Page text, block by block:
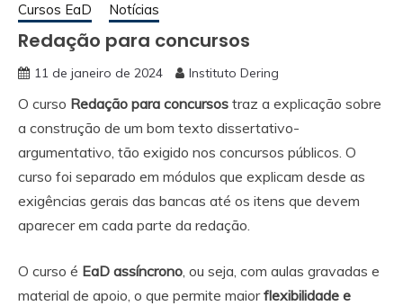
Cursos EaD Notícias
Redação para concursos
11 de janeiro de 2024 Instituto Dering
O curso Redação para concursos traz a explicação sobre
a construção de um bom texto dissertativo-
argumentativo, tão exigido nos concursos públicos. O
curso foi separado em módulos que explicam desde as
exigências gerais das bancas até os itens que devem
aparecer em cada parte da redação.
O curso é EaD assíncrono, ou seja, com aulas gravadas e
material de apoio, o que permite maiorflexibilidade e